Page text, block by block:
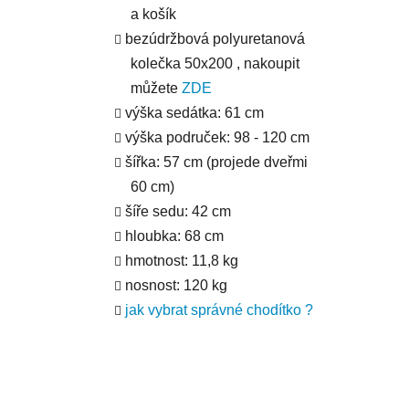
a košík
bezúdržbová polyuretanová
kolečka 50x200 , nakoupit
můžete ZDE
výška sedátka: 61 cm
výška područek: 98 - 120 cm
šířka: 57 cm (projede dveřmi
60 cm)
šíře sedu: 42 cm
hloubka: 68 cm
hmotnost: 11,8 kg
nosnost: 120 kg
jak vybrat správné chodítko ?